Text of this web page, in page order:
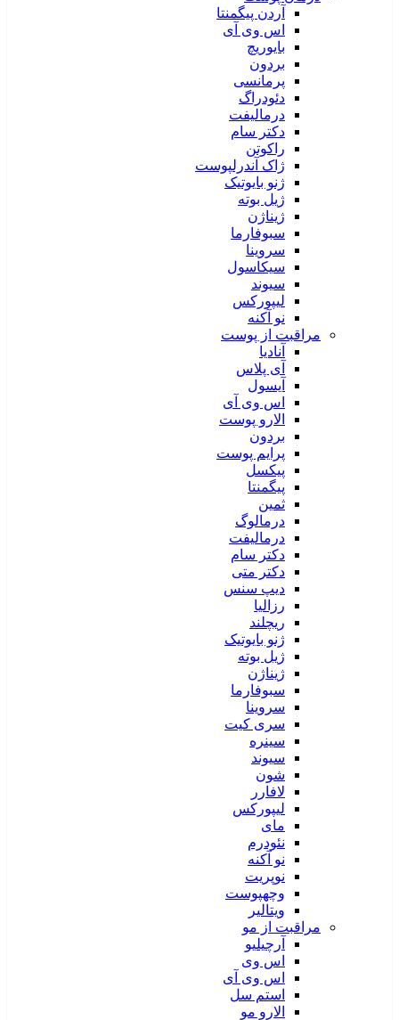
آردن پیگمنتا
اس وی آی
بایوریچ
بردون
پرمانسی
دئودراگ
درمالیفت
دکتر سام
راکوتن
ژاک آندرلپوست
ژنو بایوتیک
ژیل بوته
ژیناژن
سبوفارما
سروینا
سیکاسول
سیوند
لیپورکس
نو آکنه
مراقبت از پوست
آنادیا
آی پلاس
آیسول
اس وی آی
الارو پوست
بردون
پرایم پوست
پیکسل
پیگمنتا
ثمین
درمالوگ
درمالیفت
دکتر سام
دکتر متی
دیپ سنس
رزالیا
ریچلند
ژنو بایوتیک
ژیل بوته
ژیناژن
سبوفارما
سروینا
سری کیت
سینره
سیوند
شون
لافارر
لیپورکس
مای
نئودرم
نو آکنه
نوپریت
وچهپوست
ویتالیر
مراقبت از مو
آرچیلیو
اس وی
اس وی آی
استم سل
الارو مو